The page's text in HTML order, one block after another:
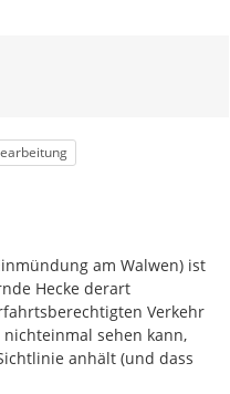
am Walwen) ist
Hecke derart
Verkehr
sehen kann,
anhält (und dass